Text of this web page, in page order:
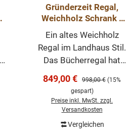
Gründerzeit Regal,
Weichholz Schrank -
antike Weichholz
Möbel
Ein altes Weichholz
Regal im Landhaus Stil.
Das Bücherregal hat
Einlegeböden und eine
große Schublade. Das
Regal hat eine antike
Ausstrahlung und einen
Verkaufspreis:
849,00 € Regulärer Preis:
998,00 € (15%
gespart)
Preise inkl. MwSt. zzgl.
Versandkosten
Vergleichen
In den Warenkorb